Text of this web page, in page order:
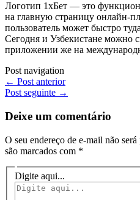
Логотип 1хБет — это
на главную страницу онлайн-
пользователь может быстро
Сегодня и Узбекистане можно
приложении же на
Post navigation
← Post anterior
Post seguinte →
Deixe um comentário
O seu endereço de e-mail não
são marcados com *
Digite aqui...